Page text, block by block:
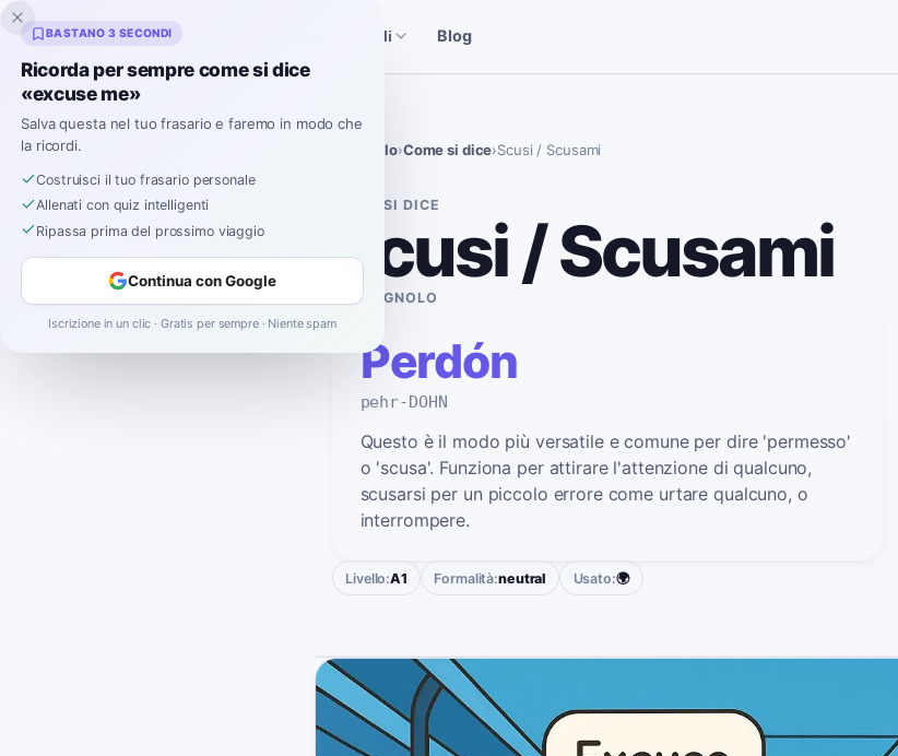
Inklingo Storie Strumenti Spagnoli Blog
Spagnolo›Come si dice›Scusi / Scusami
COME SI DICE
Scusi / Scusami
IN SPAGNOLO
Perdón
pehr-DOHN
Questo è il modo più versatile e comune per dire 'permesso'
o 'scusa'. Funziona per attirare l'attenzione di qualcuno,
scusarsi per un piccolo errore come urtare qualcuno, o
interrompere.
Livello:A1 Formalità:neutral Usato:🌍
BASTANO 3 SECONDI
Ricorda per sempre come si dice
«excuse me»
Salva questa nel tuo frasario e faremo in modo che
la ricordi.
Costruisci il tuo frasario personale
Allenati con quiz intelligenti
Ripassa prima del prossimo viaggio
Continua con Google
Iscrizione in un clic · Gratis per sempre · Niente spam